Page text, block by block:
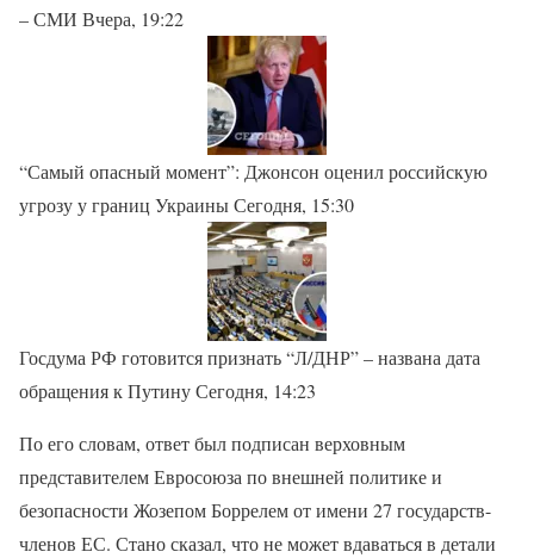
– СМИ Вчера, 19:22
“Самый опасный момент”: Джонсон оценил российскую
угрозу у границ Украины Сегодня, 15:30
Госдума РФ готовится признать “Л/ДНР” – названа дата
обращения к Путину Сегодня, 14:23
По его словам, ответ был подписан верховным
представителем Евросоюза по внешней политике и
безопасности Жозепом Боррелем от имени 27 государств-
членов ЕС. Стано сказал, что не может вдаваться в детали